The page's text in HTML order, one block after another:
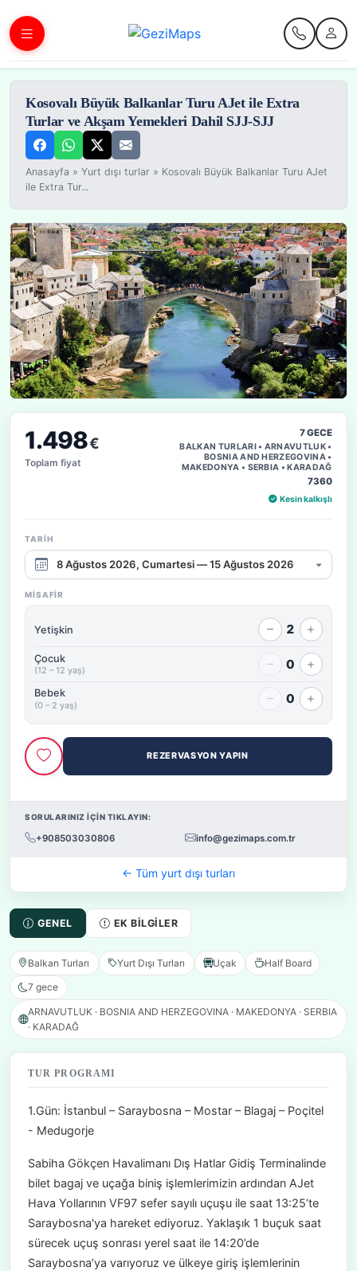
Kosovalı Büyük Balkanlar Turu AJet ile Extra
Turlar ve Akşam Yemekleri Dahil SJJ-SJJ
Anasayfa »Yurt dışı turlar » Kosovalı Büyük Balkanlar Turu AJet
ile Extra Tur...
1.498€
Toplam fiyat
7 GECE
BALKAN TURLARI • ARNAVUTLUK •
BOSNIA AND HERZEGOVINA •
MAKEDONYA • SERBIA • KARADAĞ
7360
Kesin kalkışlı
TARIH
Çıkış tarihi aralığı
MISAFIR
Yetişkin 2
Çocuk
(12 – 12 yaş) 0
Bebek
(0 – 2 yaş) 0
REZERVASYON YAPIN
SORULARINIZ İÇİN TIKLAYIN:
+908503030806 info@gezimaps.com.tr
← Tüm yurt dışı turları
GENEL EK BILGILER
Balkan Turları Yurt Dışı Turları Uçak Half Board
7 gece
ARNAVUTLUK · BOSNIA AND HERZEGOVINA · MAKEDONYA · SERBIA
· KARADAĞ
TUR PROGRAMI
1.Gün: İstanbul – Saraybosna – Mostar – Blagaj – Poçitel
- Medugorje
Sabiha Gökçen Havalimanı Dış Hatlar Gidiş Terminalinde
bilet bagaj ve uçağa biniş işlemlerimizin ardından AJet
Hava Yollarının VF97 sefer sayılı uçuşu ile saat 13:25’te
Saraybosna'ya hareket ediyoruz. Yaklaşık 1 buçuk saat
sürecek uçuş sonrası yerel saat ile 14:20’de
Saraybosna’ya varıyoruz ve ülkeye giriş işlemlerinin